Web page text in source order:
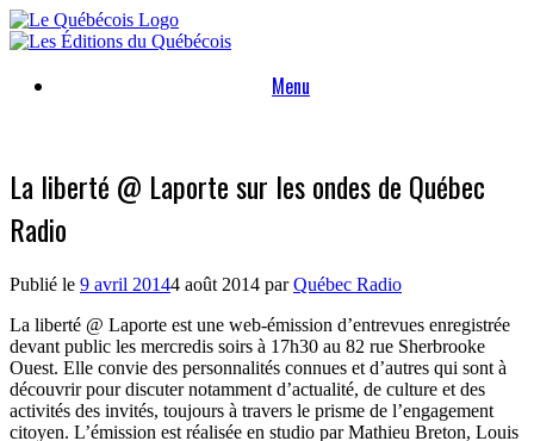
Skip
to
Menu
La liberté @ Laporte sur les ondes de Québec
Radio
Publié le 9 avril 20144 août 2014 parQuébec Radio
La liberté @ Laporte est une web-émission d’entrevues enregistrée
devant public les mercredis soirs à 17h30 au 82 rue Sherbrooke
Ouest. Elle convie des personnalités connues et d’autres qui sont à
découvrir pour discuter notamment d’actualité, de culture et des
activités des invités, toujours à travers le prisme de l’engagement
citoyen. L’émission est réalisée en studio par Mathieu Breton, Louis